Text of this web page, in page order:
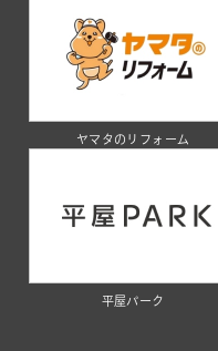
ヤマタのリフォーム
平屋パーク